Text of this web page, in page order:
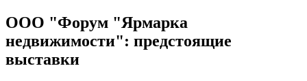
ООО "Форум "Ярмарка
недвижимости": предстоящие
выставки